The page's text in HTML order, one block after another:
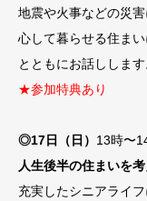
地震や火事などの災
心して暮らせる住ま
とともにお話しします
★参加特典あり
◎17日（日） 13時〜
人生後半の住まいを
充実したシニアライ